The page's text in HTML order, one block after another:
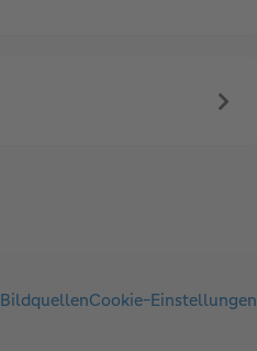
BildquellenCookie-Einstellungen